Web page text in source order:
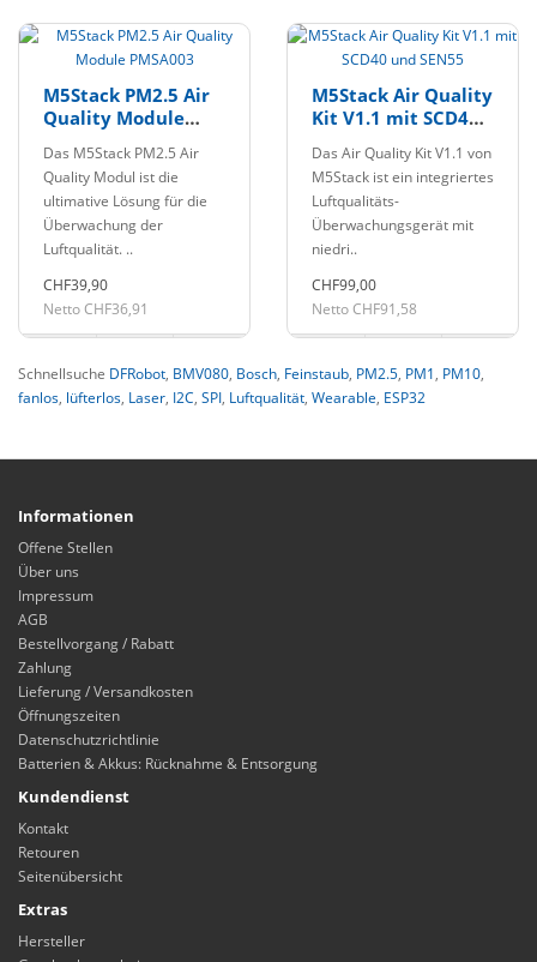
M5Stack PM2.5 Air
Quality Module
Das M5Stack PM2.5 Air
Quality Modul ist die
ultimative Lösung für die
Überwachung der
Luftqualität. ..
CHF39,90
Netto CHF36,91
M5Stack Air Quality
Kit V1.1 mit SCD40
Das Air Quality Kit V1.1 von
M5Stack ist ein integriertes
Luftqualitäts-
Überwachungsgerät mit
niedri..
CHF99,00
Netto CHF91,58
Schnellsuche DFRobot, BMV080, Bosch, Feinstaub, PM2.5, PM1, PM10,
fanlos, lüfterlos, Laser, I2C, SPI, Luftqualität, Wearable, ESP32
Informationen
Offene Stellen
Über uns
Impressum
AGB
Bestellvorgang / Rabatt
Zahlung
Lieferung / Versandkosten
Öffnungszeiten
Datenschutzrichtlinie
Batterien & Akkus: Rücknahme & Entsorgung
Kundendienst
Kontakt
Retouren
Seitenübersicht
Extras
Hersteller